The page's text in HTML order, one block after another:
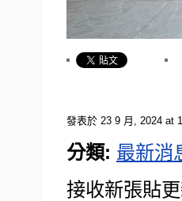
發表於 23 9 月, 2024 at
分類: 最新消
接收新張貼